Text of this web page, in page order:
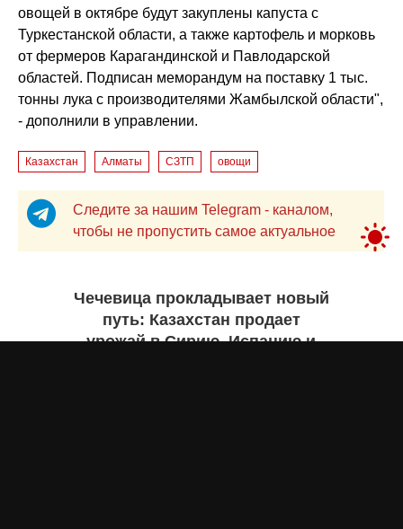
овощей в октябре будут закуплены капуста с
Туркестанской области, а также картофель и морковь
от фермеров Карагандинской и Павлодарской
областей. Подписан меморандум на поставку 1 тыс.
тонны лука с производителями Жамбылской области",
- дополнили в управлении.
Казахстан Алматы СЗТП овощи
Следите за нашим Telegram - каналом,
чтобы не пропустить самое актуальное
Чечевица прокладывает новый
путь: Казахстан продает
урожай в Сирию, Испанию и